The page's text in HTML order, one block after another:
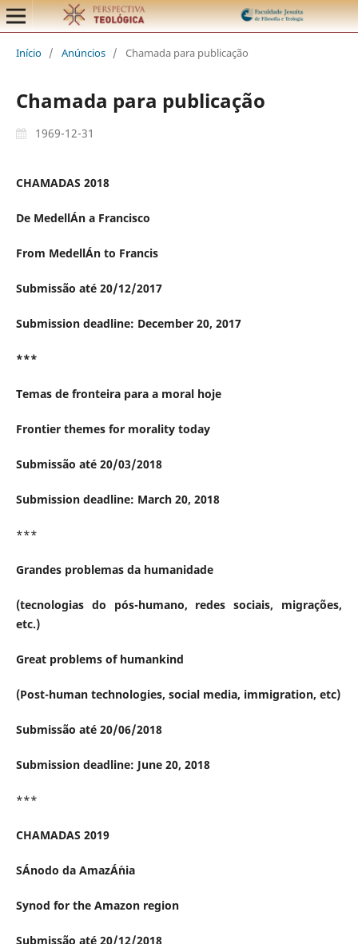
Início / Anúncios / Chamada para publicação
Chamada para publicação
1969-12-31
CHAMADAS 2018
De MedellÁ­n a Francisco
From MedellÁ­n to Francis
Submissão até 20/12/2017
Submission deadline: December 20, 2017
***
Temas de fronteira para a moral hoje
Frontier themes for morality today
Submissão até 20/03/2018
Submission deadline: March 20, 2018
***
Grandes problemas da humanidade
(tecnologias do pós-humano, redes sociais, migrações,
etc.)
Great problems of humankind
(Post-human technologies, social media, immigration, etc)
Submissão até 20/06/2018
Submission deadline: June 20, 2018
***
CHAMADAS 2019
SÁ­nodo da AmazÁ´nia
Synod for the Amazon region
Submissão até 20/12/2018